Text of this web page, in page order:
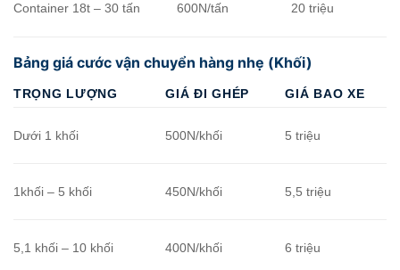
Container 18t – 30 tấn 600N/tấn 20 triệu
Bảng giá cước vận chuyển hàng nhẹ (Khối)
TRỌNG LƯỢNG GIÁ ĐI GHÉP GIÁ BAO XE
Dưới 1 khối 500N/khối 5 triệu
1khối – 5 khối 450N/khối 5,5 triệu
5,1 khối – 10 khối 400N/khối 6 triệu